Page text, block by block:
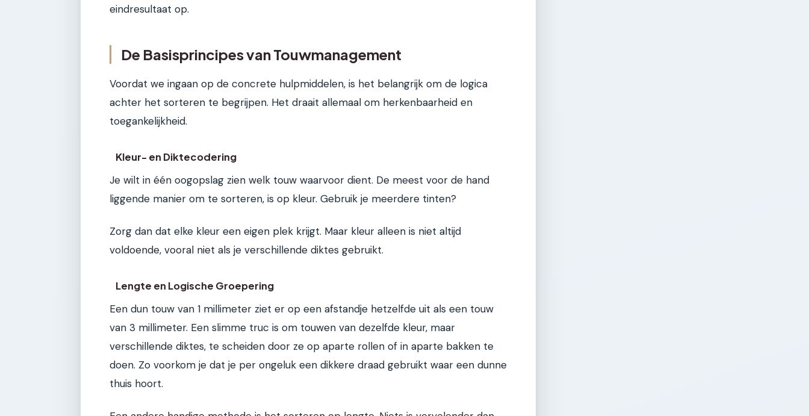
eindresultaat op.
De Basisprincipes van Touwmanagement
Voordat we ingaan op de concrete hulpmiddelen, is het belangrijk om de logica
achter het sorteren te begrijpen. Het draait allemaal om herkenbaarheid en
toegankelijkheid.
Kleur- en Diktecodering
Je wilt in één oogopslag zien welk touw waarvoor dient. De meest voor de hand
liggende manier om te sorteren, is op kleur. Gebruik je meerdere tinten?
Zorg dan dat elke kleur een eigen plek krijgt. Maar kleur alleen is niet altijd
voldoende, vooral niet als je verschillende diktes gebruikt.
Lengte en Logische Groepering
Een dun touw van 1 millimeter ziet er op een afstandje hetzelfde uit als een touw
van 3 millimeter. Een slimme truc is om touwen van dezelfde kleur, maar
verschillende diktes, te scheiden door ze op aparte rollen of in aparte bakken te
doen. Zo voorkom je dat je per ongeluk een dikkere draad gebruikt waar een dunne
thuis hoort.